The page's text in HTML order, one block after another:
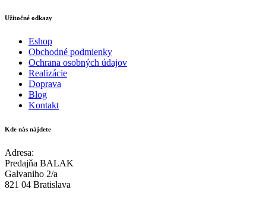
Užitočné odkazy
Eshop
Obchodné podmienky
Ochrana osobných údajov
Realizácie
Doprava
Blog
Kontakt
Kde nás nájdete
Adresa:
Predajňa BALAK
Galvaniho 2/a
821 04 Bratislava